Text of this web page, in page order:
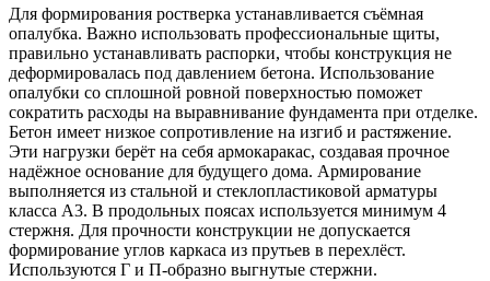
Для формирования ростверка устанавливается съёмная
опалубка. Важно использовать профессиональные щиты,
правильно устанавливать распорки, чтобы конструкция не
деформировалась под давлением бетона. Использование
опалубки со сплошной ровной поверхностью поможет
сократить расходы на выравнивание фундамента при отделке.
Бетон имеет низкое сопротивление на изгиб и растяжение.
Эти нагрузки берёт на себя армокаракас, создавая прочное
надёжное основание для будущего дома. Армирование
выполняется из стальной и стеклопластиковой арматуры
класса А3. В продольных поясах используется минимум 4
стержня. Для прочности конструкции не допускается
формирование углов каркаса из прутьев в перехлёст.
Используются Г и П-образно выгнутые стержни.